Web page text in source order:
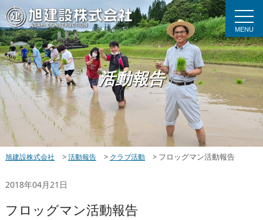
MENU
活動報告
旭建設株式会社 > 活動報告 > クラブ活動 > フロッグマン活動報告
2018年04月21日
フロッグマン活動報告